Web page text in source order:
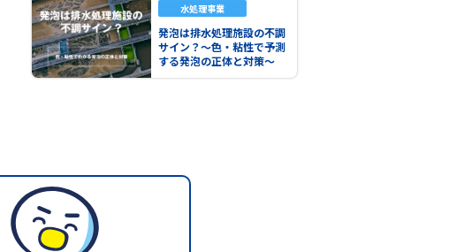
水処理事業
発泡は排水処理施設の不調
サイン？～色・粘性で予測
する発泡の正体と対策～